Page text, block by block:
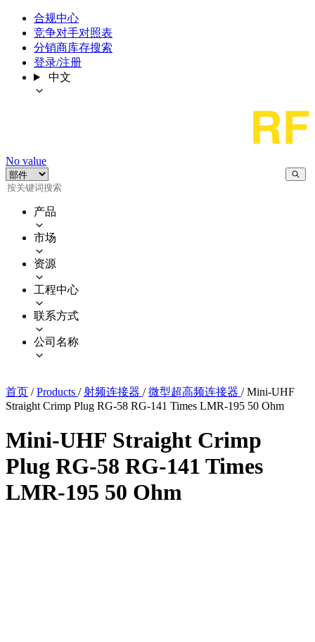
合规中心
竞争对手对照表
分销商库存搜索
登录/注册
中文
No value
产品
市场
资源
工程中心
联系方式
公司名称
首页 / Products / 射频连接器 / 微型超高频连接器 / Mini-UHF
Straight Crimp Plug RG-58 RG-141 Times LMR-195 50 Ohm
Mini-UHF Straight Crimp
Plug RG-58 RG-141 Times
LMR-195 50 Ohm